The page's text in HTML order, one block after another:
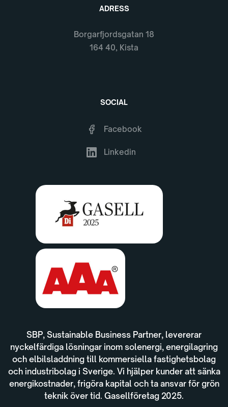
ADRESS
Borgarfjordsgatan 18
164 40, Kista
SOCIAL
Facebook
Linkedin
SBP, Sustainable Business Partner, levererar
nyckelfärdiga lösningar inom solenergi, energilagring
och elbilsladdning till kommersiella fastighetsbolag
och industribolag i Sverige. Vi hjälper kunder att sänka
energikostnader, frigöra kapital och ta ansvar för grön
teknik över tid. Gasellföretag 2025.